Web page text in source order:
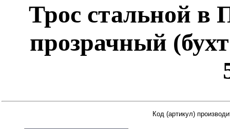
Трос стальной в
прозрачный
Код (артикул)